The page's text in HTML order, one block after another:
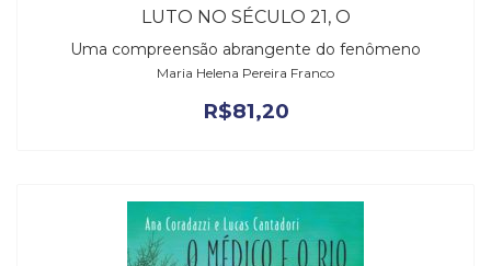
LUTO NO SÉCULO 21, O
Uma compreensão abrangente do fenômeno
Maria Helena Pereira Franco
R$81,20